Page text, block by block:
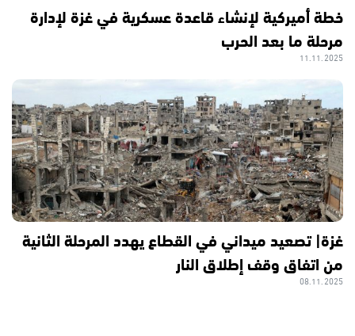
خطة أميركية لإنشاء قاعدة عسكرية في غزة لإدارة
مرحلة ما بعد الحرب
11.11.2025
غزة| تصعيد ميداني في القطاع يهدد المرحلة الثانية
من اتفاق وقف إطلاق النار
08.11.2025